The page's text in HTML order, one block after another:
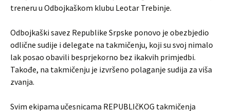
treneru u Odbojkaškom klubu Leotar Trebinje.
Odbojkaški savez Republike Srpske ponovo je obezbjedio
odlične sudije i delegate na takmičenju, koji su svoj nimalo
lak posao obavili besprjekorno bez ikakvih primjedbi.
Takođe, na takmičenju je izvršeno polaganje sudija za viša
zvanja.
Svim ekipama učesnicama REPUBLIčKOG takmičenja